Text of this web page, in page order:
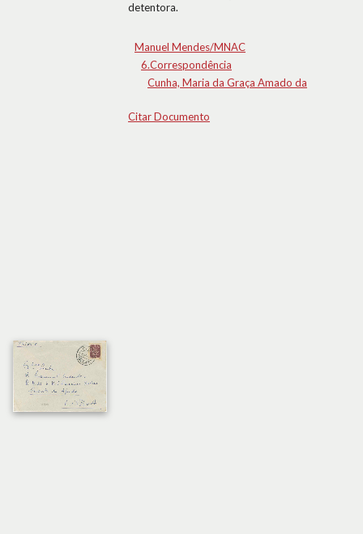
detentora.
Manuel Mendes/MNAC
6.Correspondência
Cunha, Maria da Graça Amado da
Citar Documento